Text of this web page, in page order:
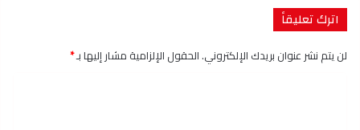
اترك تعليقاً
لن يتم نشر عنوان بريدك الإلكتروني.الحقول الإلزامية مشار إليها بـ*